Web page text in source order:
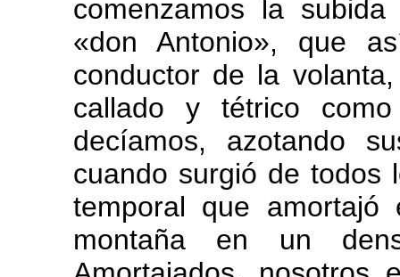
comenzamos la
«don Antonio», que
conductor de la
callado y tétrico
decíamos, azotando
cuando surgió de todos
temporal que
montaña en un